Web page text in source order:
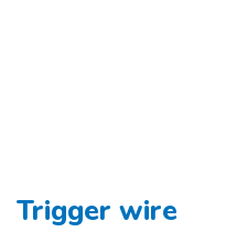
Trigger wire